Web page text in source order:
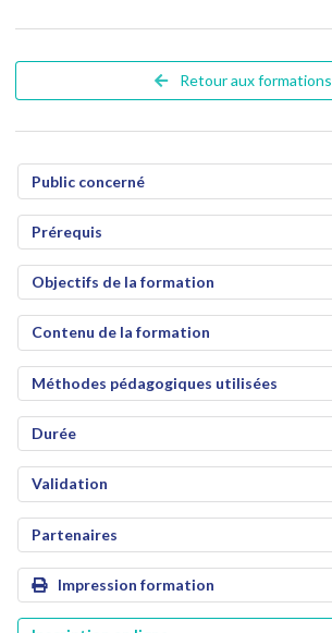
Retour aux formations
Public concerné
Prérequis
Objectifs de la formation
Contenu de la formation
Méthodes pédagogiques utilisées
Durée
Validation
Partenaires
Impression formation